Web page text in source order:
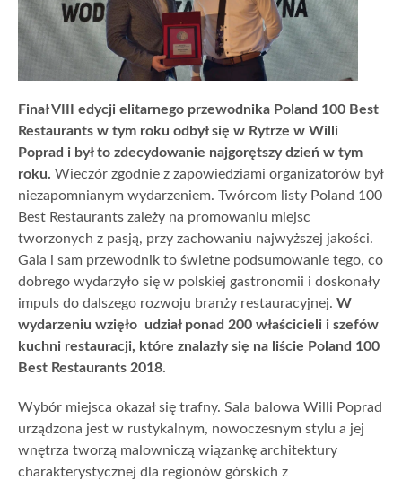
Finał VIII edycji elitarnego przewodnika Poland 100 Best
Restaurants w tym roku odbył się w Rytrze w Willi
Poprad i był to zdecydowanie najgorętszy dzień w tym
roku. Wieczór zgodnie z zapowiedziami organizatorów był
niezapomnianym wydarzeniem. Twórcom listy Poland 100
Best Restaurants zależy na promowaniu miejsc
tworzonych z pasją, przy zachowaniu najwyższej jakości.
Gala i sam przewodnik to świetne podsumowanie tego, co
dobrego wydarzyło się w polskiej gastronomii i doskonały
impuls do dalszego rozwoju branży restauracyjnej. W
wydarzeniu wzięło udział ponad 200 właścicieli i szefów
kuchni restauracji, które znalazły się na liście Poland 100
Best Restaurants 2018.
Wybór miejsca okazał się trafny. Sala balowa Willi Poprad
urządzona jest w rustykalnym, nowoczesnym stylu a jej
wnętrza tworzą malowniczą wiązankę architektury
charakterystycznej dla regionów górskich z